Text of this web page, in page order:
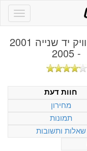
הונדה סיוויק יד שנייה 2001
- 2005
חוות דעת
מחירון
תמונות
שאלות ותשובות